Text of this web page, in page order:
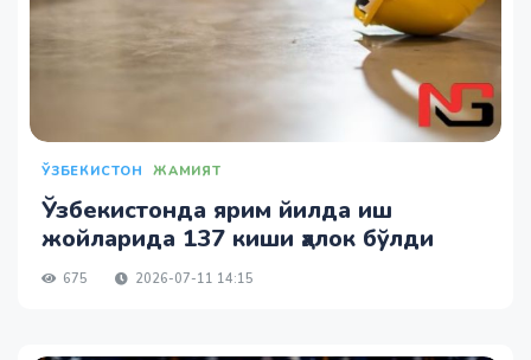
ЎЗБЕКИСТОН ЖАМИЯТ
Ўзбекистонда ярим йилда иш
жойларида 137 киши ҳалок бўлди
675 2026-07-11 14:15